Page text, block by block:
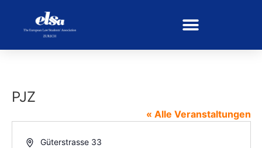
PJZ
« Alle Veranstaltungen
AddressGüterstrasse 33